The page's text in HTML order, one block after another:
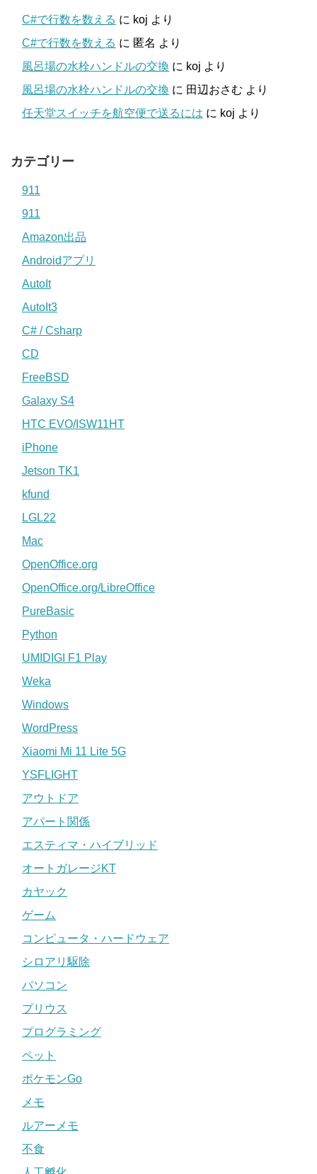
C#で行数を数える に koj より
C#で行数を数える に 匿名 より
風呂場の水栓ハンドルの交換 に koj より
風呂場の水栓ハンドルの交換 に 田辺おさむ より
任天堂スイッチを航空便で送るには に koj より
カテゴリー
911
911
Amazon出品
Androidアプリ
AutoIt
AutoIt3
C# / Csharp
CD
FreeBSD
Galaxy S4
HTC EVO/ISW11HT
iPhone
Jetson TK1
kfund
LGL22
Mac
OpenOffice.org
OpenOffice.org/LibreOffice
PureBasic
Python
UMIDIGI F1 Play
Weka
Windows
WordPress
Xiaomi Mi 11 Lite 5G
YSFLIGHT
アウトドア
アパート関係
エスティマ・ハイブリッド
オートガレージKT
カヤック
ゲーム
コンピュータ・ハードウェア
シロアリ駆除
パソコン
プリウス
プログラミング
ペット
ポケモンGo
メモ
ルアーメモ
不食